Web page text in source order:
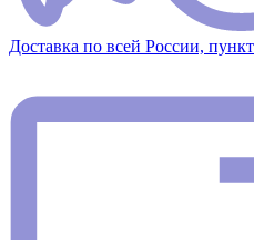
Доставка по всей России,